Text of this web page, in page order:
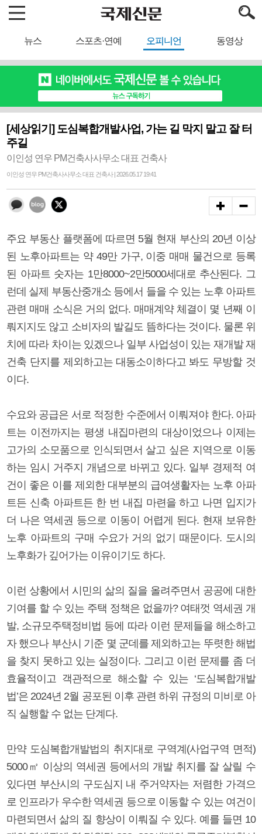
뉴스 스포츠·연예 오피니언 동영상
[세상읽기] 도심복합개발사업, 가는 길 막지 말고 잘 터
주길
이인성 연우 PM건축사사무소 대표 건축사
이인성 연우 PM건축사사무소 대표 건축사 | 2026.05.17 19:41
주요 부동산 플랫폼에 따르면 5월 현재 부산의 20년 이상
된 노후아파트는 약 49만 가구, 이중 매매 물건으로 등록
된 아파트 숫자는 1만8000~2만5000세대로 추산된다. 그
런데 실제 부동산중개소 등에서 들을 수 있는 노후 아파트
관련 매매 소식은 거의 없다. 매매계약 체결이 몇 년째 이
뤄지지도 않고 소비자의 발길도 뜸하다는 것이다. 물론 위
치에 따라 차이는 있겠으나 일부 사업성이 있는 재개발 재
건축 단지를 제외하고는 대동소이하다고 봐도 무방할 것
이다.
수요와 공급은 서로 적정한 수준에서 이뤄져야 한다. 아파
트는 이전까지는 평생 내집마련의 대상이었으나 이제는
고가의 소모품으로 인식되면서 살고 싶은 지역으로 이동
하는 임시 거주지 개념으로 바뀌고 있다. 일부 경제적 여
건이 좋은 이를 제외한 대부분의 급여생활자는 노후 아파
트든 신축 아파트든 한 번 내집 마련을 하고 나면 입지가
더 나은 역세권 등으로 이동이 어렵게 된다. 현재 보유한
노후 아파트의 구매 수요가 거의 없기 때문이다. 도시의
노후화가 깊어가는 이유이기도 하다.
이런 상황에서 시민의 삶의 질을 올려주면서 공공에 대한
기여를 할 수 있는 주택 정책은 없을까? 여태껏 역세권 개
발, 소규모주택정비법 등에 따라 이런 문제들을 해소하고
자 했으나 부산시 기준 몇 군데를 제외하고는 뚜렷한 해법
을 찾지 못하고 있는 실정이다. 그리고 이런 문제를 좀 더
효율적이고 객관적으로 해소할 수 있는 ‘도심복합개발
법’은 2024년 2월 공포된 이후 관련 하위 규정의 미비로 아
직 실행할 수 없는 단계다.
만약 도심복합개발법의 취지대로 구역계(사업구역 면적)
5000㎡ 이상의 역세권 등에서의 개발 취지를 잘 살릴 수
있다면 부산시의 구도심지 내 주거약자는 저렴한 가격으
로 인프라가 우수한 역세권 등으로 이동할 수 있는 여건이
마련되면서 삶의 질 향상이 이뤄질 수 있다. 예를 들면 10